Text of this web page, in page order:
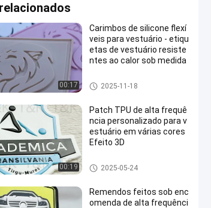
00:17
Carimbos de silicone flexí
veis para vestuário - etiqu
etas de vestuário resiste
ntes ao calor sob medida
Remendos feitos sob encome
nda da roupa
2025-11-18
00:19
Patch TPU de alta frequê
ncia personalizado para v
estuário em várias cores
Efeito 3D
Remendos feitos sob encome
nda da roupa
2025-05-24
Remendos feitos sob enc
omenda de alta frequênci